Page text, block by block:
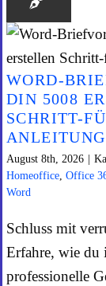
WORD-
DIN 5008
SCHRITT-
ANLEITUNG
August 8th, 2026
Homeoffice, Office
Word
Schluss mit
Erfahre, wie du
professionelle